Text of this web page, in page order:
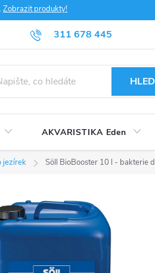
Zobrazit produkty!
311 678 445
Obchodní podmínky Ochrana údajů
AKVARISTIKA Eden
jezírek Söll BioBooster 10 l - bakterie